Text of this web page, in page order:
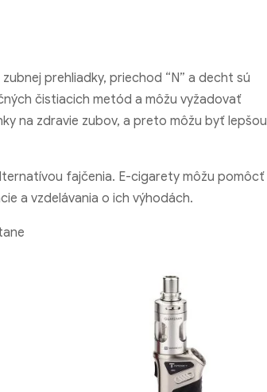
prehliadky, priechod “N” a decht sú
čistiacich metód a môžu vyžadovať
na zdravie zubov, a preto môžu byť lepšou
fajčenia. E-cigarety môžu pomôcť
a vzdelávania o ich výhodách.